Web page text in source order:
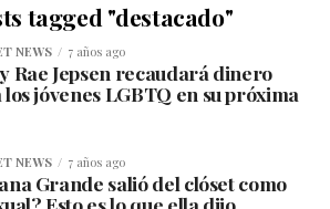
tagged "destacado"
NEWS 7 años ago
Rae Jepsen recaudará dinero
jóvenes LGBTQ en su próxima
NEWS 7 años ago
Grande salió del clóset como